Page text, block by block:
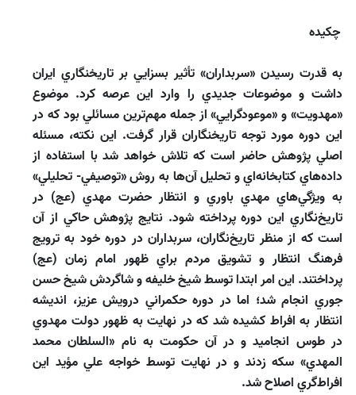
چكيده
به قدرت رسيدن «سربداران» تأثير بسزايي بر تاريخنگاري ايران
داشت و موضوعات جديدي را وارد اين عرصه كرد. موضوع
«مهدويت» و «موعودگرايي» از جمله مهم‌ترين مسائلي بود كه در
اين دوره مورد توجه تاريخنگاران قرار گرفت. اين نكته، مسئله
اصلي پژوهش حاضر است كه تلاش خواهد شد با استفاده از
داده‌‌هاي كتابخانه‌‌اي و تحليل آن‌ها به روش «توصيفي- تحليلي»
به ويژگي‌‌هاي مهدي ‌‌باوري و انتظار حضرت مهدي (عج) در
تاريخ‌نگاري اين دوره پرداخته شود. نتايج پژوهش حاكي از آن
است كه از منظر تاريخ‌‌نگاران، سربداران در دوره خود به ترويج
فرهنگ انتظار و تشويق مردم براي ظهور امام زمان (عج)
پرداختند. اين امر ابتدا توسط شيخ خليفه و شاگردش شيخ حسن
جوري انجام ‌شد؛ اما در دوره حكمراني درويش عزيز، انديشه
انتظار به افراط كشيده شد كه در نهايت به ظهور دولت مهدوي
در طوس انجاميد و در آن حكومت به نام «السلطان محمد
المهدي» سكه زدند و در نهايت توسط خواجه علي مؤيد اين
افراط‌‌گري اصلاح شد.